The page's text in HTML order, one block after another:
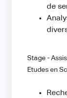
de
Stage -
Etudes en